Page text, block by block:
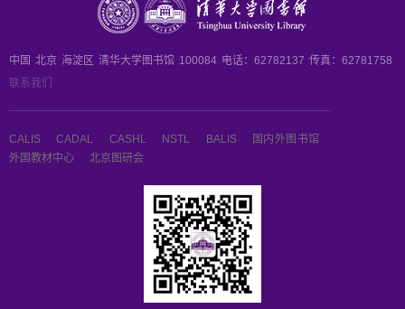
中国 北京 海淀区 清华大学图书馆 100084 电话：62782137 传真：62781758
联系我们
CALIS CADAL CASHL NSTL BALIS
国内外图书馆
外国教材中心
北京图研会